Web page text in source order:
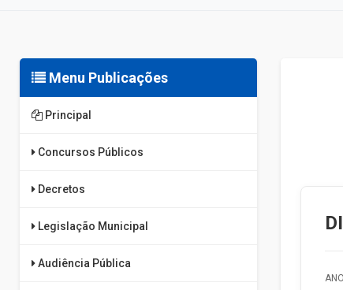
Menu Publicações
Principal
Concursos Públicos
Decretos
Legislação Municipal
Audiência Pública
ANO